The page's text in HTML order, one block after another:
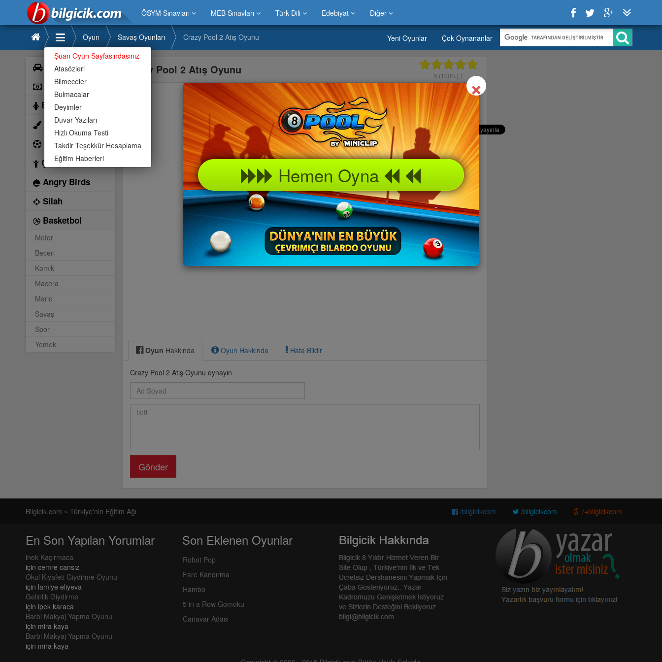
ÖSYM Sınavları MEB Sınavları Türk Dili Edebiyat Diğer
Şuan Oyun Sayfasındasınız
Atasözleri
Bilmeceler
Bulmacalar
Deyimler
Duvar Yazıları
Hızlı Okuma Testi
Takdir Teşekkür Hesaplama
Eğitim Haberleri
Oyun Savaş Oyunları Crazy Pool 2 Atış Oyunu Yeni Oyunlar Çok Oynananlar
Araba
Bilardo
Barbie
Boyama
Futbol
Çocuk
Angry Birds
Silah
Basketbol
Motor
Beceri
Komik
Macera
Mario
Savaş
Spor
Yemek
Crazy Pool 2 Atış Oyunu 5 (100%) 1
Oyun Hakkında Oyun Hakkında Hata Bildir
Crazy Pool 2 Atış Oyunu oynayın
Gönder
Bilgicik.com ~ Türkiye'nin Eğitim Ağı /bilgicikcom /bilgicikcom /+bilgicikcom
En Son Yapılan Yorumlar
inek Kaçırmaca
için cemre cansız
Okul Kıyafeti Giydirme Oyunu
için lamiye eliyeva
Gelinlik Giydirme
için ipek karaca
Barbi Makyaj Yapma Oyunu
için mira kaya
Barbi Makyaj Yapma Oyunu
için mira kaya
Son Eklenen Oyunlar
Robot Pop
Fare Kandırma
Hambo
5 in a Row Gomoku
Canavar Adası
×Close
Hemen Oyna